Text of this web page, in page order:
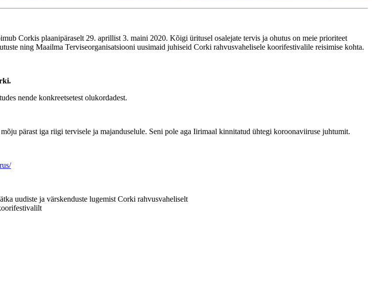
Corkis plaanipäraselt 29. aprillist 3. maini 2020. Kõigi üritusel osalejate tervis ja ohutus on meie prioriteet
ning Maailma Terviseorganisatsiooni uusimaid juhiseid Corki rahvusvahelisele koorifestivalile reisimise kohta.
nende konkreetsetest olukordadest.
pärast iga riigi tervisele ja majanduselule. Seni pole aga Iirimaal kinnitatud ühtegi koroonaviiruse juhtumit.
uudiste ja värskenduste lugemist Corki rahvusvaheliselt